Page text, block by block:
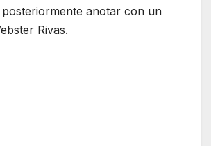
anotar con un
Rivas.